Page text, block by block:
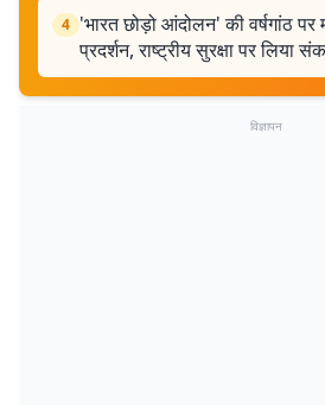
4 'भारत छोड़ो आंदोलन' की वर्षगांठ पर
प्रदर्शन, राष्ट्रीय सुरक्षा पर लिया
विज्ञापन